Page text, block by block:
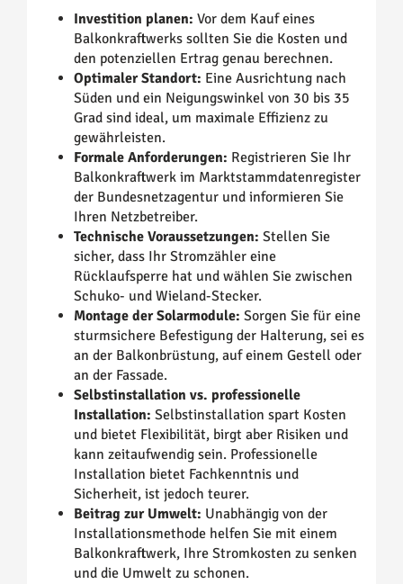
Investition planen: Vor dem Kauf eines
Balkonkraftwerks sollten Sie die Kosten und
den potenziellen Ertrag genau berechnen.
Optimaler Standort: Eine Ausrichtung nach
Süden und ein Neigungswinkel von 30 bis 35
Grad sind ideal, um maximale Effizienz zu
gewährleisten.
Formale Anforderungen: Registrieren Sie Ihr
Balkonkraftwerk im Marktstammdatenregister
der Bundesnetzagentur und informieren Sie
Ihren Netzbetreiber.
Technische Voraussetzungen: Stellen Sie
sicher, dass Ihr Stromzähler eine
Rücklaufsperre hat und wählen Sie zwischen
Schuko- und Wieland-Stecker.
Montage der Solarmodule: Sorgen Sie für eine
sturmsichere Befestigung der Halterung, sei es
an der Balkonbrüstung, auf einem Gestell oder
an der Fassade.
Selbstinstallation vs. professionelle
Installation: Selbstinstallation spart Kosten
und bietet Flexibilität, birgt aber Risiken und
kann zeitaufwendig sein. Professionelle
Installation bietet Fachkenntnis und
Sicherheit, ist jedoch teurer.
Beitrag zur Umwelt: Unabhängig von der
Installationsmethode helfen Sie mit einem
Balkonkraftwerk, Ihre Stromkosten zu senken
und die Umwelt zu schonen.